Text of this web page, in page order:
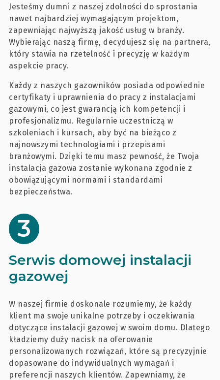
Jesteśmy dumni z naszej zdolności do sprostania
nawet najbardziej wymagającym projektom,
zapewniając najwyższą jakość usług w branży.
Wybierając naszą firmę, decydujesz się na partnera,
który stawia na rzetelność i precyzję w każdym
aspekcie pracy.
Każdy z naszych gazowników posiada odpowiednie
certyfikaty i uprawnienia do pracy z instalacjami
gazowymi, co jest gwarancją ich kompetencji i
profesjonalizmu. Regularnie uczestniczą w
szkoleniach i kursach, aby być na bieżąco z
najnowszymi technologiami i przepisami
branżowymi. Dzięki temu masz pewność, że Twoja
instalacja gazowa zostanie wykonana zgodnie z
obowiązującymi normami i standardami
bezpieczeństwa.
Serwis domowej instalacji
gazowej
W naszej firmie doskonale rozumiemy, że każdy
klient ma swoje unikalne potrzeby i oczekiwania
dotyczące instalacji gazowej w swoim domu. Dlatego
kładziemy duży nacisk na oferowanie
personalizowanych rozwiązań, które są precyzyjnie
dopasowane do indywidualnych wymagań i
preferencji naszych klientów. Zapewniamy, że